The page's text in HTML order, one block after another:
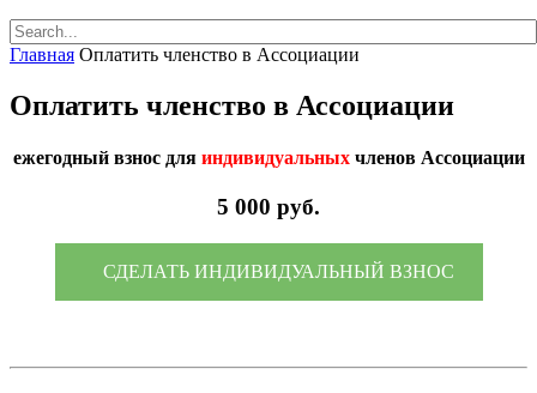
Главная Оплатить членство в Ассоциации
Оплатить членство в Ассоциации
ежегодный взнос для индивидуальныхчленов Ассоциации
5 000 руб.
СДЕЛАТЬ ИНДИВИДУАЛЬНЫЙ ВЗНОС